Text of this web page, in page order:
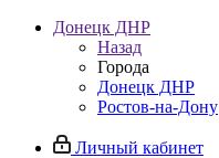
Донецк ДНР
Назад
Города
Донецк ДНР
Ростов-на-Дону
Личный кабинет